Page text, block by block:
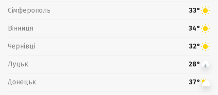
Сімферополь 33°
Вінниця 34°
Чернівці 32°
Луцьк 28°
Донецьк 37°